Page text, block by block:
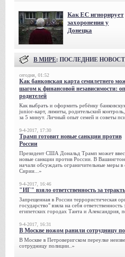
Как ЕС игнорирует
захоронения у
Донецка
В МИРЕ: ПОСЛЕДНИЕ
сегодня, 01:52
Как банковская карта семилетнего
шагом к финансовой независимости:
родителей
Как выбрать и оформить ребёнку
junior-карт, лимиты, родительский
за 5 минут. Личный опыт семей и советы
9-4-2017, 17:30
Трамп готовит новые санкции против
России
Президент США Дональд Трамп может
новые санкции против России. В
начали обсуждать ограничительные меры в
Сирии...»
9-4-2017, 16:46
"ИГ" взяло ответственность за
Запрещенная в России террористическая
государство" взяла на себя ответственность
египетских городах Танта и Александрия,
9-4-2017, 16:31
В Москве ножом ранили сотрудницу
В Москве в Петроверигском переулке
сотрудницу полиции..»